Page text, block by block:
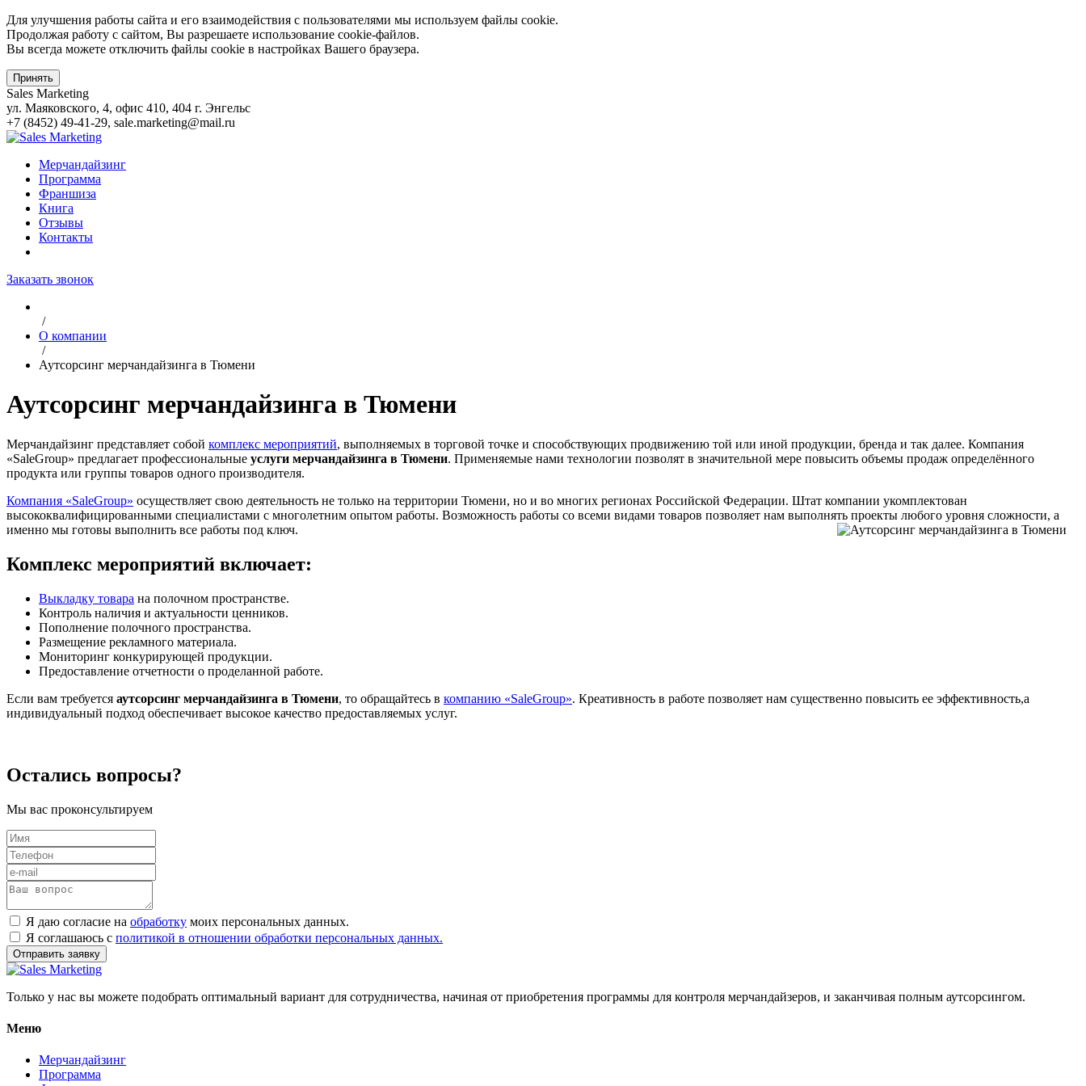
Для улучшения работы сайта и его взаимодействия с пользователями мы используем файлы cookie.
Продолжая работу с сайтом, Вы разрешаете использование cookie-файлов.
Вы всегда можете отключить файлы cookie в настройках Вашего браузера.
Принять
Sales Marketing
ул. Маяковского, 4, офис 410, 404 г. Энгельс
+7 (8452) 49-41-29, sale.marketing@mail.ru
Мерчандайзинг
Программа
Франшиза
Книга
Отзывы
Контакты
Заказать звонок
/
О компании
/
Аутсорсинг мерчандайзинга в Тюмени
Аутсорсинг мерчандайзинга в Тюмени
Мерчандайзинг представляет собой комплекс мероприятий, выполняемых в торговой точке и способствующих продвижению той или иной продукции, бренда и так далее. Компания
«SaleGroup» предлагает профессиональные услуги мерчандайзинга в Тюмени. Применяемые нами технологии позволят в значительной мере повысить объемы продаж определённого
продукта или группы товаров одного производителя.
Компания «SaleGroup» осуществляет свою деятельность не только на территории Тюмени, но и во многих регионах Российской Федерации. Штат компании укомплектован
высококвалифицированными специалистами с многолетним опытом работы. Возможность работы со всеми видами товаров позволяет нам выполнять проекты любого уровня сложности, а
именно мы готовы выполнить все работы под ключ.
Комплекс мероприятий включает:
Выкладку товара на полочном пространстве.
Контроль наличия и актуальности ценников.
Пополнение полочного пространства.
Размещение рекламного материала.
Мониторинг конкурирующей продукции.
Предоставление отчетности о проделанной работе.
Если вам требуется аутсорсинг мерчандайзинга в Тюмени, то обращайтесь в компанию «SaleGroup». Креативность в работе позволяет нам существенно повысить ее эффективность,а
индивидуальный подход обеспечивает высокое качество предоставляемых услуг.
Остались вопросы?
Мы вас проконсультируем
Я даю согласие на обработку моих персональных данных.
Я соглашаюсь с политикой в отношении обработки персональных данных.
Отправить заявку
Только у нас вы можете подобрать оптимальный вариант для сотрудничества, начиная от приобретения программы для контроля мерчандайзеров, и заканчивая полным аутсорсингом.
Меню
Мерчандайзинг
Программа